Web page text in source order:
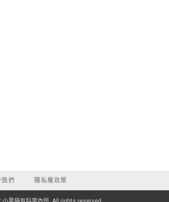
我們 隱私權政策